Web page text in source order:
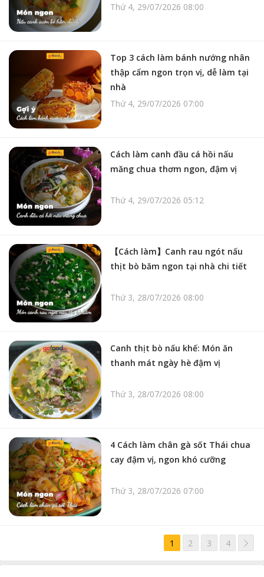
Thứ 4, 29/07/2026 08:00
Top 3 cách làm bánh nướng nhân
thập cẩm ngon trọn vị, dễ làm tại
nhà
Thứ 4, 29/07/2026 07:00
Cách làm canh đầu cá hồi nấu
măng chua thơm ngon, đậm vị
Thứ 4, 29/07/2026 05:12
【Cách làm】Canh rau ngót nấu
thịt bò băm ngon tại nhà chi tiết
Thứ 3, 28/07/2026 08:00
Canh thịt bò nấu khế: Món ăn
thanh mát ngày hè đậm vị
Thứ 3, 28/07/2026 08:00
4 Cách làm chân gà sốt Thái chua
cay đậm vị, ngon khó cưỡng
Thứ 3, 28/07/2026 07:00
1 2 3 4 >